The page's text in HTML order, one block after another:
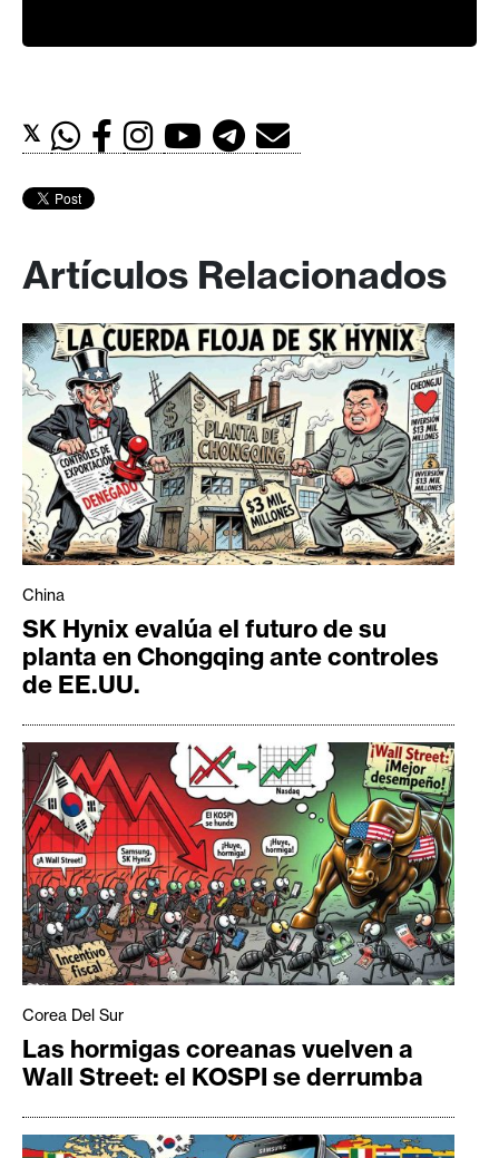
𝕏
Artículos Relacionados
China
SK Hynix evalúa el futuro de su
planta en Chongqing ante controles
de EE.UU.
Corea Del Sur
Las hormigas coreanas vuelven a
Wall Street: el KOSPI se derrumba